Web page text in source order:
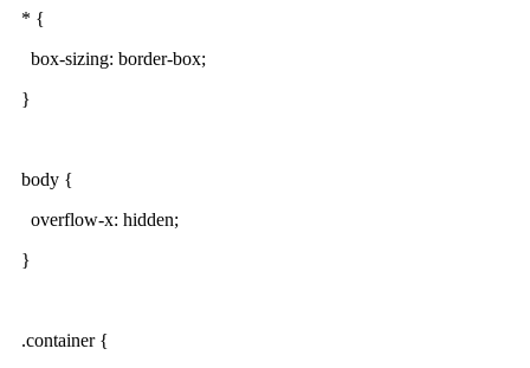
* {
box-sizing: border-box;
}
body {
overflow-x: hidden;
}
.container {